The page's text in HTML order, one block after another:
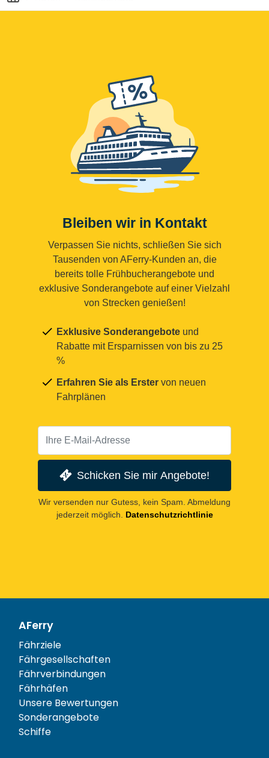
Bleiben wir in Kontakt
Verpassen Sie nichts, schließen Sie sich
Tausenden von AFerry-Kunden an, die
bereits tolle Frühbucherangebote und
exklusive Sonderangebote auf einer Vielzahl
von Strecken genießen!
Exklusive Sonderangebote und
Rabatte mit Ersparnissen von bis zu 25
%
Erfahren Sie als Erster von neuen
Fahrplänen
Schicken Sie mir Angebote!
Wir versenden nur Gutess, kein Spam. Abmeldung
jederzeit möglich.
Datenschutzrichtlinie
AFerry
Fährziele
Fährgesellschaften
Fährverbindungen
Fährhäfen
Unsere Bewertungen
Sonderangebote
Schiffe